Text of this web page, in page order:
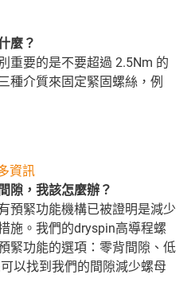
麼？
重要的是不要超過 2.5Nm 的
種介質來固定緊固螺絲，例
隙，我該怎麼辦？
預緊功能機構已被證明是減少
施。我們的dryspin高導程螺
緊功能的選項：零背間隙、低
以找到我們的間隙減少螺母
資訊